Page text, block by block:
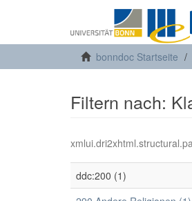
bonndoc Startseite
Filtern nach:
ddc:200 (1)